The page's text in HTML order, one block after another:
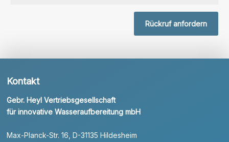
Rückruf anfordern
Kontakt
Gebr. Heyl Vertriebsgesellschaft
für innovative Wasseraufbereitung mbH
Max-Planck-Str. 16, D-31135 Hildesheim